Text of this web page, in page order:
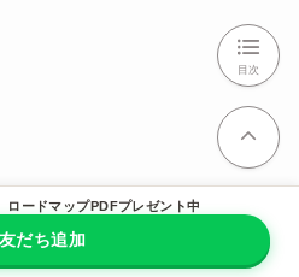
目次
ロードマップPDFプレゼント中
友だち追加